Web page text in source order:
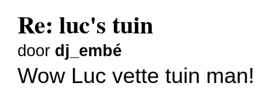
Re: luc's tuin
door dj_embé
Wow Luc vette tuin man!